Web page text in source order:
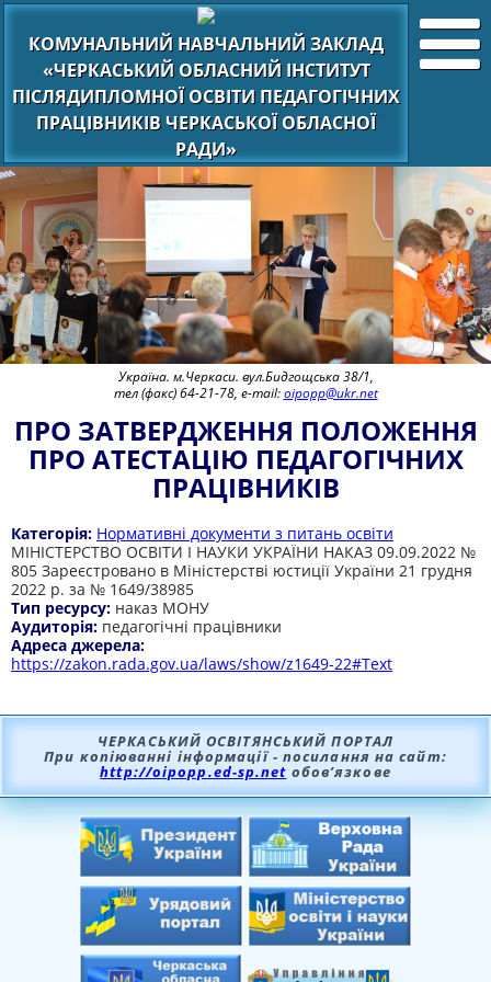
КОМУНАЛЬНИЙ НАВЧАЛЬНИЙ ЗАКЛАД
«ЧЕРКАСЬКИЙ ОБЛАСНИЙ ІНСТИТУТ
ПІСЛЯДИПЛОМНОЇ ОСВІТИ ПЕДАГОГІЧНИХ
ПРАЦІВНИКІВ ЧЕРКАСЬКОЇ ОБЛАСНОЇ
РАДИ»
Україна. м.Черкаси. вул.Бидгощська 38/1,
тел (факс) 64-21-78, e-mail:oipopp@ukr.net
ПРО ЗАТВЕРДЖЕННЯ ПОЛОЖЕННЯ
ПРО АТЕСТАЦІЮ ПЕДАГОГІЧНИХ
ПРАЦІВНИКІВ
Категорія: Нормативні документи з питань освіти
МІНІСТЕРСТВО ОСВІТИ І НАУКИ УКРАЇНИ НАКАЗ 09.09.2022 №
805 Зареєстровано в Міністерстві юстиції України 21 грудня
2022 р. за № 1649/38985
Тип ресурсу: наказ МОНУ
Аудиторія: педагогічні працівники
Адреса джерела:
https://zakon.rada.gov.ua/laws/show/z1649-22#Text
ЧЕРКАСЬКИЙ ОСВІТЯНСЬКИЙ ПОРТАЛ
При копіюванні інформації - посилання на сайт:
http://oipopp.ed-sp.net обов’язкове